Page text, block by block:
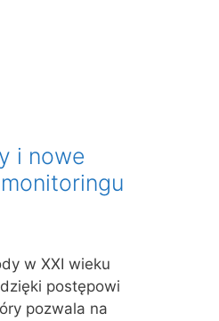
i nowe
w XXI wieku
postępowi
pozwala na